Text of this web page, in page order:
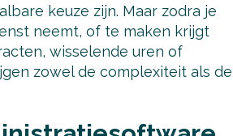
keuze zijn. Maar zodra je
neemt, of te maken krijgt
wisselende uren of
zowel de complexiteit als de